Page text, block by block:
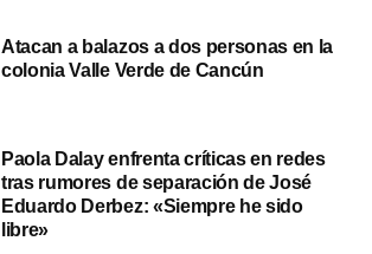
Atacan a balazos a dos personas en la
colonia Valle Verde de Cancún
Paola Dalay enfrenta críticas en redes
tras rumores de separación de José
Eduardo Derbez: «Siempre he sido
libre»